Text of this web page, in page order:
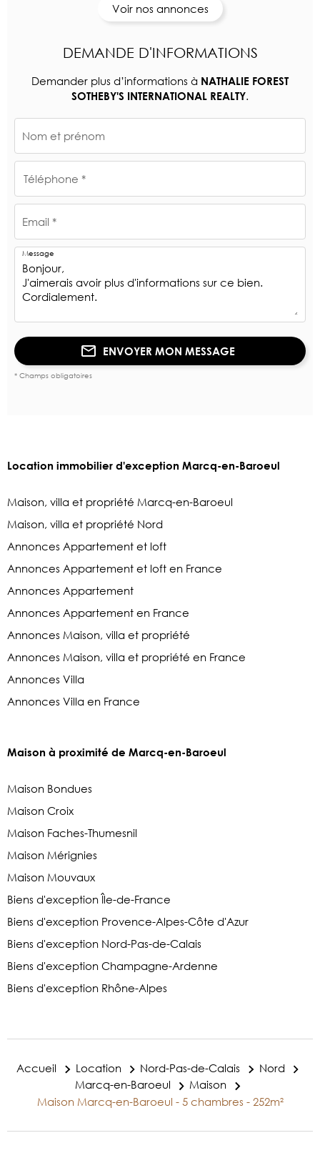
Voir nos annonces
DEMANDE D'INFORMATIONS
Demander plus d’informations à NATHALIE FOREST
SOTHEBY'S INTERNATIONAL REALTY.
Nom et prénom
Téléphone *
Email *
Message
ENVOYER MON MESSAGE
* Champs obligatoires
Location immobilier d'exception Marcq-en-Baroeul
Maison, villa et propriété Marcq-en-Baroeul
Maison, villa et propriété Nord
Annonces Appartement et loft
Annonces Appartement et loft en France
Annonces Appartement
Annonces Appartement en France
Annonces Maison, villa et propriété
Annonces Maison, villa et propriété en France
Annonces Villa
Annonces Villa en France
Maison à proximité de Marcq-en-Baroeul
Maison Bondues
Maison Croix
Maison Faches-Thumesnil
Maison Mérignies
Maison Mouvaux
Biens d'exception Île-de-France
Biens d'exception Provence-Alpes-Côte d'Azur
Biens d'exception Nord-Pas-de-Calais
Biens d'exception Champagne-Ardenne
Biens d'exception Rhône-Alpes
Accueil Location Nord-Pas-de-Calais
Nord
Marcq-en-Baroeul
Maison
Maison Marcq-en-Baroeul - 5 chambres - 252m²